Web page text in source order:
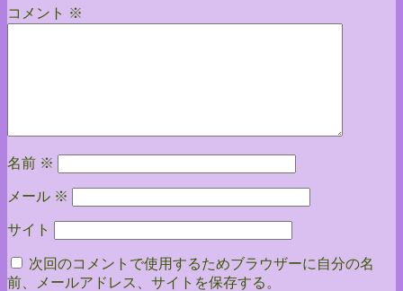
コメント ※
名前 ※
メール ※
サイト
次回のコメントで使用するためブラウザーに自分の名
前、メールアドレス、サイトを保存する。